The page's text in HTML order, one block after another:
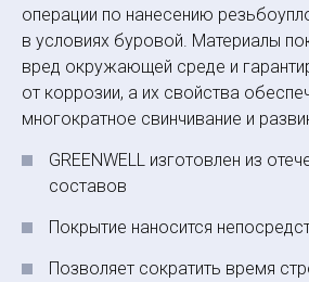
операции по нанесению
в условиях буровой. Материалы
вред окружающей среде и
от коррозии, а их свойства
многократное свинчивание и
GREENWELL изготовлен из
составов
Покрытие наносится
Позволяет сократить время